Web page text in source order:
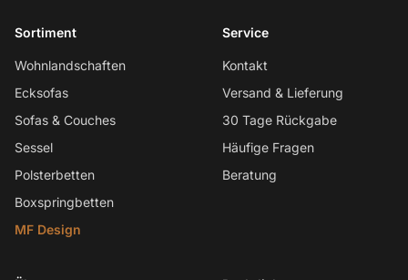
Sortiment
Wohnlandschaften
Ecksofas
Sofas & Couches
Sessel
Polsterbetten
Boxspringbetten
MF Design
Service
Kontakt
Versand & Lieferung
30 Tage Rückgabe
Häufige Fragen
Beratung